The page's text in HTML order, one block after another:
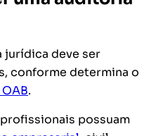
jurídica deve ser
conforme determina o
.
possuam